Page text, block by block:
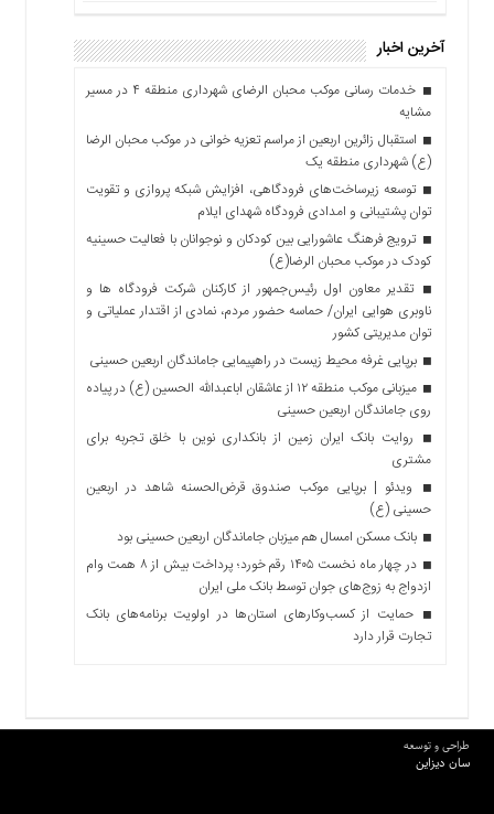
آخرین اخبار
خدمات رسانی موکب محبان الرضای شهرداری منطقه ۴ در مسیر
مشایه
استقبال زائرین اربعین از مراسم تعزیه خوانی در موکب محبان الرضا
(ع) شهرداری منطقه یک
توسعه زیرساخت‌های فرودگاهی، افزایش شبکه پروازی و تقویت
توان پشتیبانی و امدادی فرودگاه شهدای ایلام
ترویج فرهنگ عاشورایی بین کودکان و نوجوانان با فعالیت حسینیه
کودک در موکب محبان الرضا(ع)
تقدیر معاون اول رئیس‌جمهور از کارکنان شرکت فرودگاه ها و
ناوبری هوایی ایران/ حماسه حضور مردم، نمادی از اقتدار عملیاتی و
توان مدیریتی کشور
برپایی غرفه محیط زیست در راهپیمایی جاماندگان اربعین حسینی
میزبانی موکب منطقه ۱۲ از عاشقان اباعبدالله الحسین (ع) در پیاده
روی جاماندگان اربعین حسینی
روایت بانک ایران زمین از بانکداری نوین با خلق تجربه برای
مشتری
ویدئو | برپایی موکب صندوق قرض‌الحسنه شاهد در اربعین
حسینی (ع)
بانک مسکن امسال هم میزبان جاماندگان اربعین حسینی بود
در چهار ماه نخست ۱۴۰۵ رقم خورد؛ پرداخت بیش از ۸ همت وام
ازدواج به زوج‌های جوان توسط بانک ملی ایران
حمایت از کسب‌وکارهای استان‌ها در اولویت برنامه‌های بانک
تجارت قرار دارد
طراحی و توسعه
سان دیزاین